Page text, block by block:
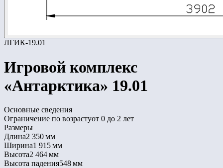
ЛГИК-19.01
Игровой комплекс
«Антарктика» 19.01
Основные сведения
Ограничение по возрастуот 0 до 2 лет
Размеры
Длина2 350 мм
Ширина1 915 мм
Высота2 464 мм
Высота падения548 мм